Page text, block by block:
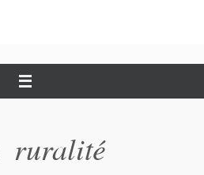
ruralité